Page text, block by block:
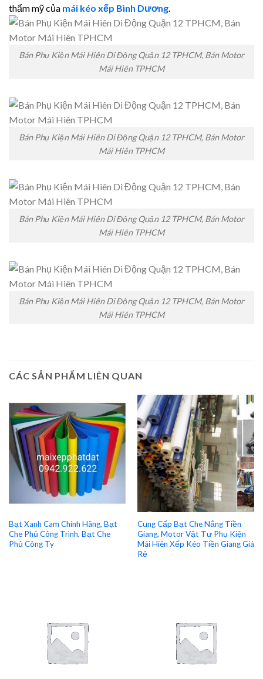
thẩm mỹ của mái kéo xếp Bình Dương.
Bán Phụ Kiện Mái Hiên Di Động Quận 12 TPHCM, Bán Motor
Mái Hiên TPHCM
Bán Phụ Kiện Mái Hiên Di Động Quận 12 TPHCM, Bán Motor
Mái Hiên TPHCM
Bán Phụ Kiện Mái Hiên Di Động Quận 12 TPHCM, Bán Motor
Mái Hiên TPHCM
Bán Phụ Kiện Mái Hiên Di Động Quận 12 TPHCM, Bán Motor
Mái Hiên TPHCM
CÁC SẢN PHẨM LIÊN QUAN
Bạt Xanh Cam Chính Hãng, Bạt
Che Phủ Công Trình, Bạt Che
Phủ Công Ty
Cung Cấp Bạt Che Nắng Tiền
Giang, Motor Vật Tư Phụ Kiện
Mái Hiên Xếp Kéo Tiền Giang Giá
Rẻ